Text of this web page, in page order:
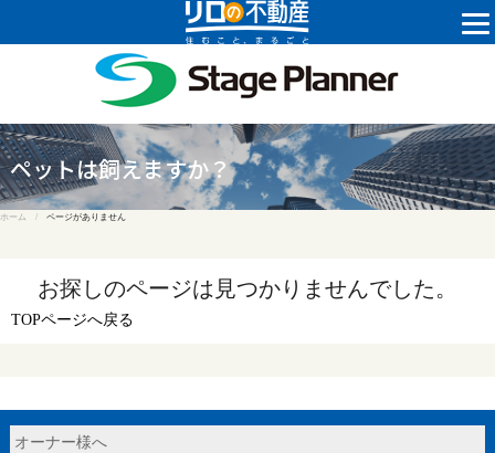
ペットは飼えますか？
ホーム / ページがありません
お探しのページは見つかりませんでした。
TOPページへ戻る
オーナー様へ